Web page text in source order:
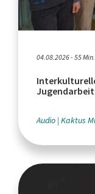
04.08.2026 - 55 Min.
Audio Kaktus